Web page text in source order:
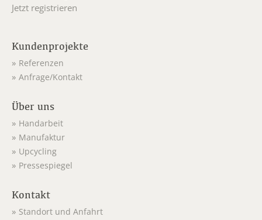
Jetzt registrieren
Kundenprojekte
Referenzen
Anfrage/Kontakt
Über uns
Handarbeit
Manufaktur
Upcycling
Pressespiegel
Kontakt
Standort und Anfahrt